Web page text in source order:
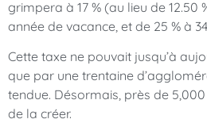
grimpera à 17 % (au lieu de 12.50
année de vacance, et de 25 % à
Cette taxe ne pouvait jusqu’à
que par une trentaine
tendue. Désormais, près de
de la créer.